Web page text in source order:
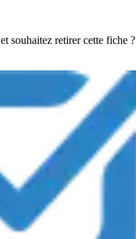
souhaitez retirer cette fiche ?